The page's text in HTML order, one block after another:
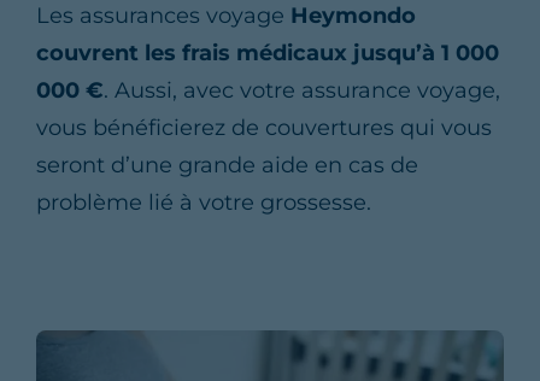
Les assurances voyage Heymondo
couvrent les frais médicaux jusqu’à 1 000
000 €. Aussi, avec votre assurance voyage,
vous bénéficierez de couvertures qui vous
seront d’une grande aide en cas de
problème lié à votre grossesse.